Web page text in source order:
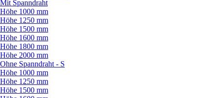
Mit Spanndraht
Höhe 1000 mm
Höhe 1250 mm
Höhe 1500 mm
Höhe 1600 mm
Höhe 1800 mm
Höhe 2000 mm
Ohne Spanndraht - S
Höhe 1000 mm
Höhe 1250 mm
Höhe 1500 mm